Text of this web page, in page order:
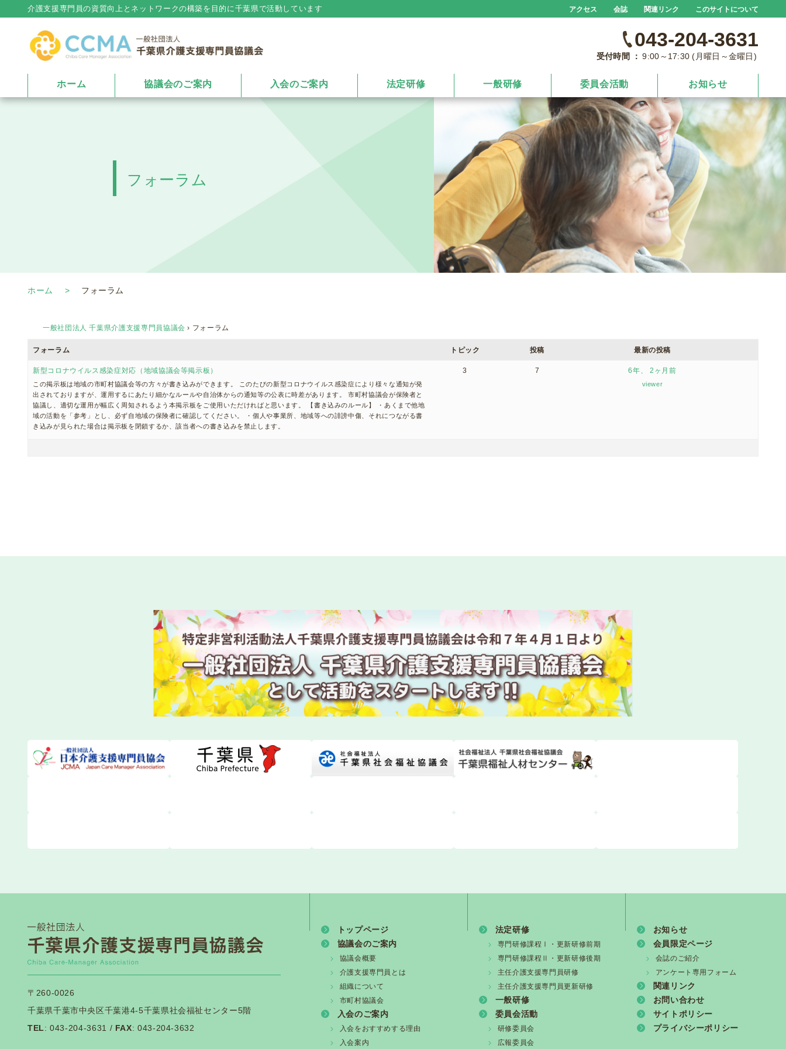
介護⽀援専⾨員の資質向上とネットワークの構築を⽬的に千葉県で活動しています アクセス 会誌 関連リンク このサイトについて
043-204-3631
受付時間 ： 9:00～17:30 (月曜日～金曜日)
ホーム 協議会のご案内 入会のご案内 法定研修 一般研修 委員会活動 お知らせ
フォーラム
ホーム フォーラム
一般社団法人 千葉県介護支援専門員協議会 › フォーラム
フォーラム トピック 投稿 最新の投稿
新型コロナウイルス感染症対応（地域協議会等掲示板）
この掲示板は地域の市町村協議会等の方々が書き込みができます。 このたびの新型コロナウイルス感染症により様々な通知が発
出されておりますが、運用するにあたり細かなルールや自治体からの通知等の公表に時差があります。 市町村協議会が保険者と
協議し、適切な運用が幅広く周知されるよう本掲示板をご使用いただければと思います。 【書き込みのルール】 ・あくまで他地
域の活動を「参考」とし、必ず自地域の保険者に確認してください。 ・個人や事業所、地域等への誹謗中傷、それにつながる書
き込みが見られた場合は掲示板を閉鎖するか、該当者への書き込みを禁止します。
3 7 6年、 2ヶ月前
viewer
〒260-0026
千葉県千葉市中央区千葉港4-5千葉県社会福祉センター5階
TEL: 043-204-3631 / FAX: 043-204-3632
トップページ
協議会のご案内
協議会概要
介護支援専門員とは
組織について
市町村協議会
入会のご案内
入会をおすすめする理由
入会案内
法定研修
専門研修課程Ⅰ・更新研修前期
専門研修課程Ⅱ・更新研修後期
主任介護支援専門員研修
主任介護支援専門員更新研修
一般研修
委員会活動
研修委員会
広報委員会
お知らせ
会員限定ページ
会誌のご紹介
アンケート専用フォーム
関連リンク
お問い合わせ
サイトポリシー
プライバシーポリシー